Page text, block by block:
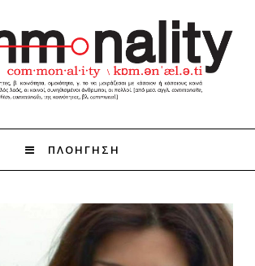
ΠΛΟΗΓΗΣΗ